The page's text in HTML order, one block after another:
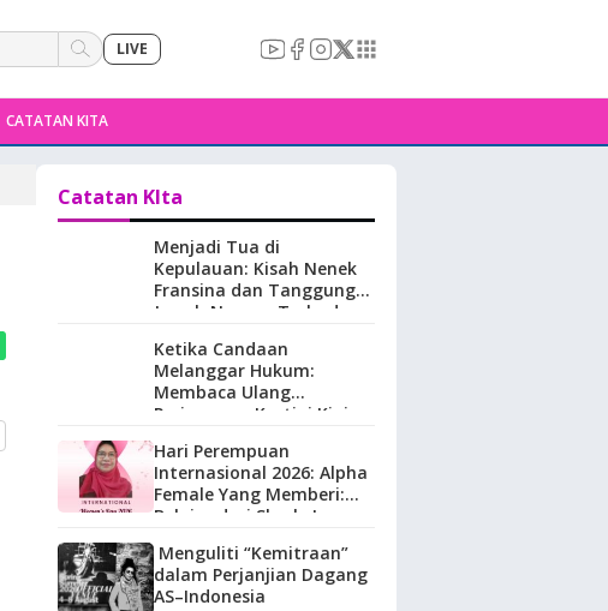
LIVE
CATATAN KITA
Catatan KIta
Menjadi Tua di
Kepulauan: Kisah Nenek
Fransina dan Tanggung
Jawab Negara Terhadap
Maluku.
Ketika Candaan
Melanggar Hukum:
Membaca Ulang
Perjuangan Kartini Kini
Hari Perempuan
Internasional 2026: Alpha
Female Yang Memberi:
Belajar dari Sherly Laos
Menguliti “Kemitraan”
dalam Perjanjian Dagang
AS–Indonesia